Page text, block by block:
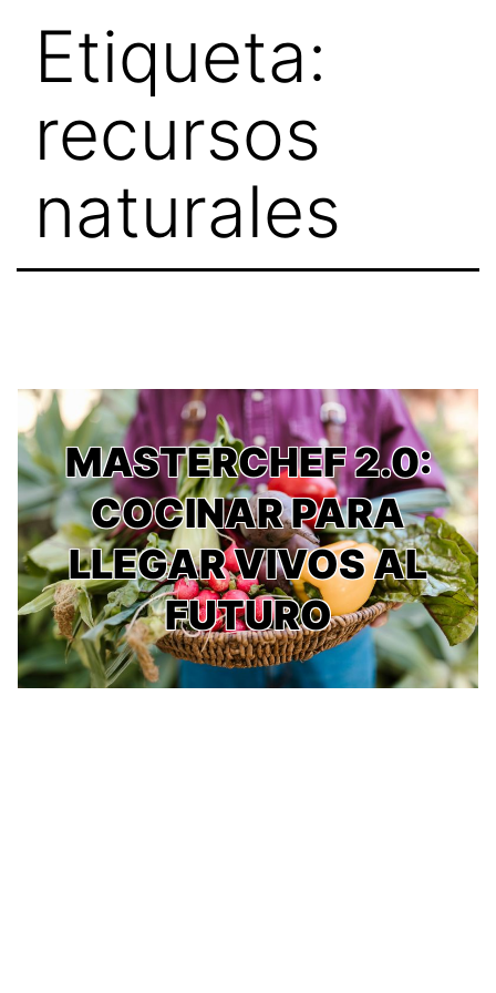
Etiqueta:
recursos
naturales
MASTERCHEF 2.0:
COCINAR PARA
LLEGAR VIVOS AL
FUTURO